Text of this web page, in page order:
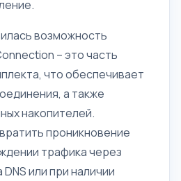
возможность
– это часть
что обеспечивает
а также
накопителей.
проникновение
трафика через
или при наличии